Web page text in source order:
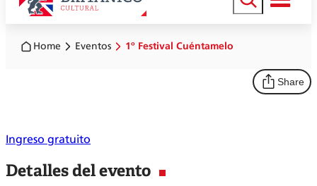
Buscar
Home Eventos 1º Festival Cuéntamelo
Share
Ingreso gratuito
Detalles del evento